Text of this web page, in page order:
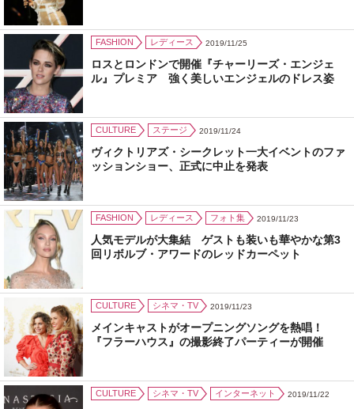
FASHION レディース 2019/11/25
ロスとロンドンで開催『チャーリーズ・エンジェ
ル』プレミア 強く美しいエンジェルのドレス姿
CULTURE ステージ 2019/11/24
ヴィクトリアズ・シークレット一大イベントのファ
ッションショー、正式に中止を発表
FASHION レディース フォト集 2019/11/23
人気モデルが大集結 ゲストも装いも華やかな第3
回リボルブ・アワードのレッドカーペット
CULTURE シネマ・TV 2019/11/23
メインキャストがオープニングソングを熱唱！
『フラーハウス』の撮影終了パーティーが開催
CULTURE シネマ・TV インターネット 2019/11/22